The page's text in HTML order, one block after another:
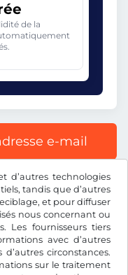
d’autres technologies
tandis que d’autres
et pour diffuser
nous concernant ou
Les fournisseurs tiers
avec d’autres
circonstances.
sur le traitement
de la
e-mail